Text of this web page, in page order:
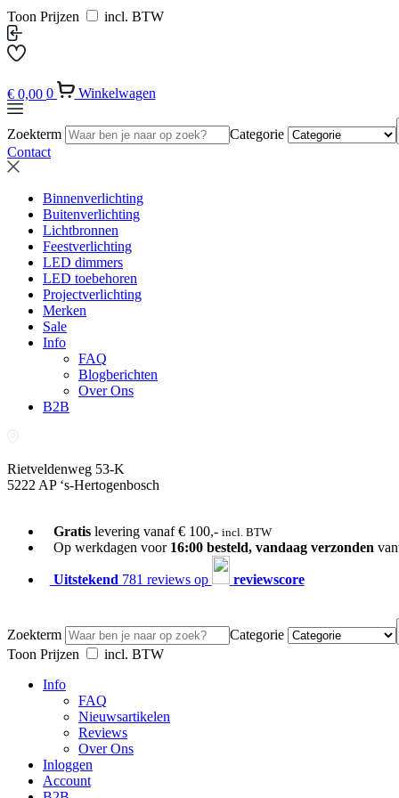
Toon Prijzen incl. BTW
€ 0,00 0 Winkelwagen
Zoekterm
Categorie
Contact
Binnenverlichting
Buitenverlichting
Lichtbronnen
Feestverlichting
LED dimmers
LED toebehoren
Projectverlichting
Merken
Sale
Info
FAQ
Blogberichten
Over Ons
B2B
Rietveldenweg 53-K
5222 AP ‘s-Hertogenbosch
Gratislevering vanaf € 100,- incl. BTW
Op werkdagen voor 16:00 besteld, vandaag verzonden
Uitstekend 781 reviews op reviewscore
Zoekterm
Categorie
Toon Prijzen
incl. BTW
Info
FAQ
Nieuwsartikelen
Reviews
Over Ons
Inloggen
Account